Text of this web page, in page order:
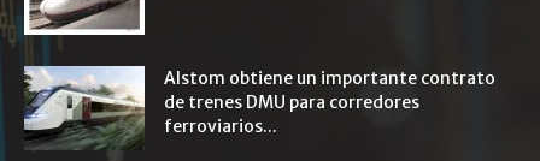
Alstom obtiene un importante contrato
de trenes DMU para corredores
ferroviarios...